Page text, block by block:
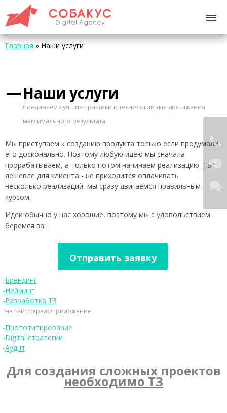
Главная » Наши услуги
Наши услуги
Cоединяем лучшие практики и технологии для достижения
максимального результата.
Мы приступаем к созданию продукта только если продумали
его досконально. Поэтому любую идею мы сначала
прорабатываем, а только потом начинаем реализацию. Так
дешевле для клиента - не приходится оплачивать
несколько реализаций, мы сразу двигаемся правильным
курсом.
Идеи обычно у нас хорошие, поэтому мы с удовольствием
беремся за:
Брендинг
Нейминг
Разработка ТЗ
на сайт/сервис/приложение
Прототипирование
Digital стратегии
Аудит
Для создания сложных проектов
необходимо ТЗ